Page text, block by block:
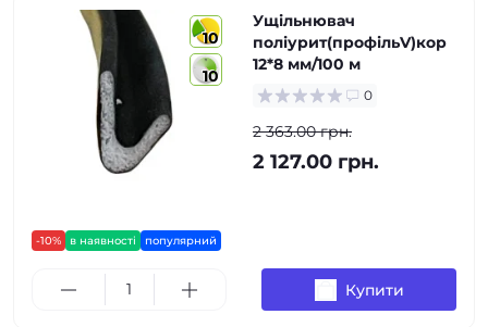
10
10
-10% в наявності популярний
Ущільнювач
поліурит(профільV)кор
12*8 мм/100 м
0
2 363.00 грн.
2 127.00 грн.
Купити